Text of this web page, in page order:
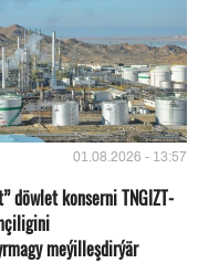
01.08.2026 - 13:57
döwlet konserni TNGIZT-
meýilleşdirýär